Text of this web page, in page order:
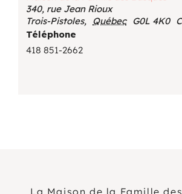
340, rue Jean Rioux
Trois-Pistoles, Québec G0L 4K0
Téléphone
418 851-2662
La Maison de la Famille